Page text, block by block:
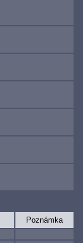
Poznámka